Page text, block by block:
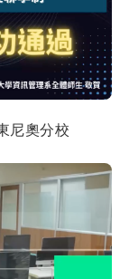
尼奧分校